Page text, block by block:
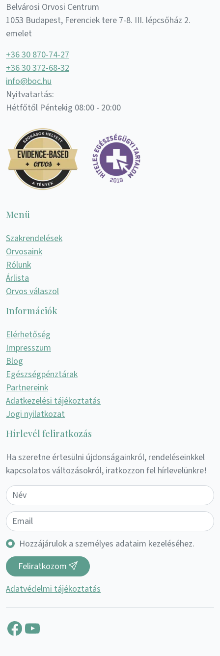
Belvárosi Orvosi Centrum
1053 Budapest, Ferenciek tere 7-8. III. lépcsőház 2.
emelet
+36 30 870-74-27
+36 30 372-68-32
info@boc.hu
Nyitvatartás:
Hétfőtől Péntekig 08:00 - 20:00
Menü
Szakrendelések
Orvosaink
Rólunk
Árlista
Orvos válaszol
Információk
Elérhetőség
Impresszum
Blog
Egészségpénztárak
Partnereink
Adatkezelési tájékoztatás
Jogi nyilatkozat
Hírlevél feliratkozás
Ha szeretne értesülni újdonságainkról, rendeléseinkkel
kapcsolatos változásokról, iratkozzon fel hírlevelünkre!
Hozzájárulok a személyes adataim kezeléséhez.
Feliratkozom
Adatvédelmi tájékoztatás
Facebook
YouTube